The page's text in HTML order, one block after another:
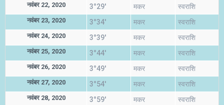
नवंबर 22, 2020 3°29' मकर स्वराशि
नवंबर 23, 2020 3°34' मकर स्वराशि
नवंबर 24, 2020 3°39' मकर स्वराशि
नवंबर 25, 2020 3°44' मकर स्वराशि
नवंबर 26, 2020 3°49' मकर स्वराशि
नवंबर 27, 2020 3°54' मकर स्वराशि
नवंबर 28, 2020 3°59' मकर स्वराशि